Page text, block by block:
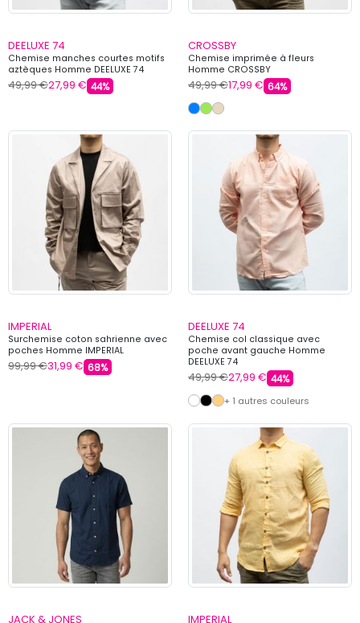
DEELUXE 74
Chemise manches courtes motifs
aztèques Homme DEELUXE 74
49,99 €27,99 € 44%
CROSSBY
Chemise imprimée à fleurs
Homme CROSSBY
49,99 €17,99 € 64%
IMPERIAL
Surchemise coton sahrienne avec
poches Homme IMPERIAL
99,99 €31,99 € 68%
DEELUXE 74
Chemise col classique avec
poche avant gauche Homme
DEELUXE 74
49,99 €27,99 € 44%
+ 1 autres couleurs
JACK & JONES IMPERIAL